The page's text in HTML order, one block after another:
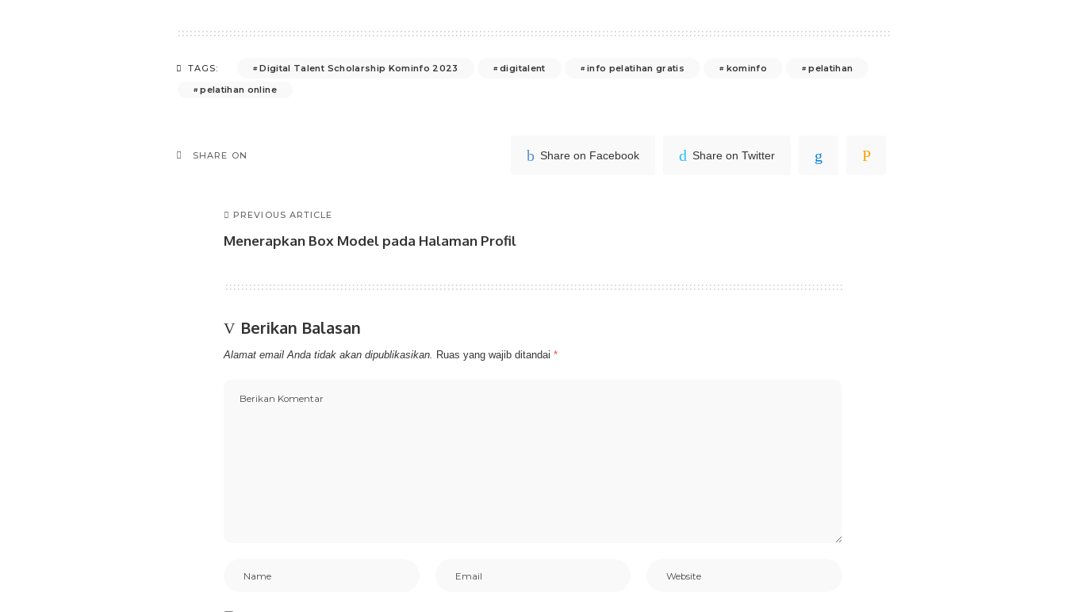
TAGS: Digital Talent Scholarship Kominfo 2023 digitalent info pelatihan gratis kominfo
pelatihan
pelatihan online
SHARE ON Share on Facebook Share on Twitter
PREVIOUS ARTICLE
Menerapkan Box Model pada Halaman Profil
Berikan Balasan
Alamat email Anda tidak akan dipublikasikan. Ruas yang wajib ditandai *